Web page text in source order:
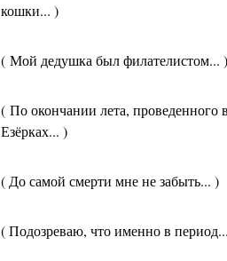
кошки... )
( Мой дедушка был филателистом... )
( По окончании лета, проведенного в
Езёрках... )
( До самой смерти мне не забыть... )
( Подозреваю, что именно в